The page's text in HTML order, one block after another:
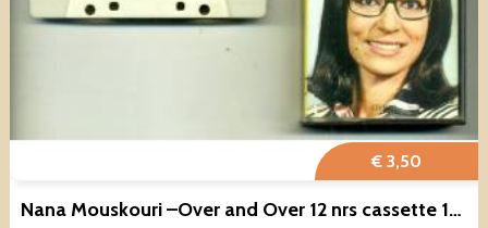
€ 3,50
Nana Mouskouri –Over and Over 12 nrs cassette 1971 ZGAN